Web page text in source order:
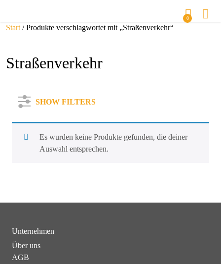
0
Start / Produkte verschlagwortet mit „Straßenverkehr“
Straßenverkehr
SHOW FILTERS
Es wurden keine Produkte gefunden, die deiner
Auswahl entsprechen.
Unternehmen
Über uns
AGB